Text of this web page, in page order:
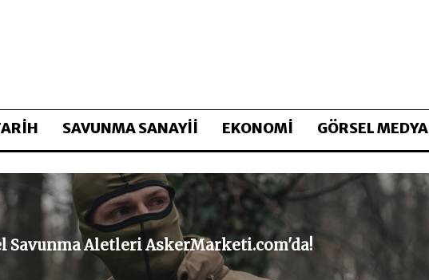
SAVUNMA SANAYİİ EKONOMİ GÖRSEL MEDYA
Savunma Aletleri AskerMarketi.com'da!